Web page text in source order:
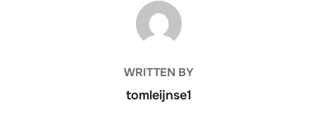
POST AUTHOR
WRITTEN BY
tomleijnse1